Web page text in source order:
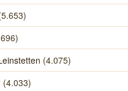
(4.075)
(4.033)